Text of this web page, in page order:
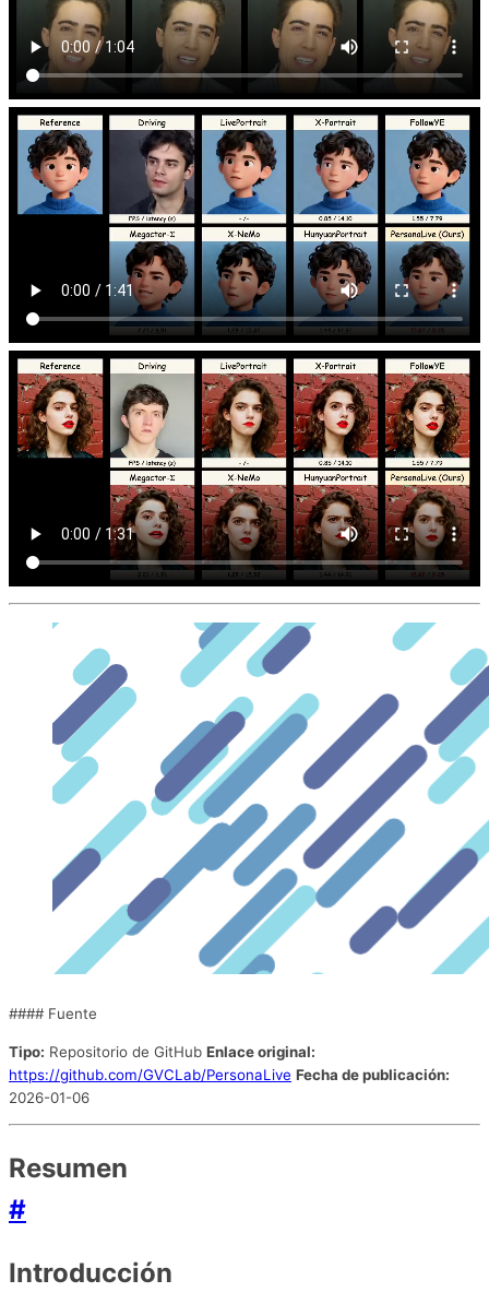
#### Fuente
Tipo: Repositorio de GitHub Enlace original:
https://github.com/GVCLab/PersonaLive Fecha de publicación:
2026-01-06
Resumen
#
Introducción